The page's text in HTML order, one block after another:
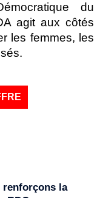
du
agit aux côtés
les femmes, les
renforçons la